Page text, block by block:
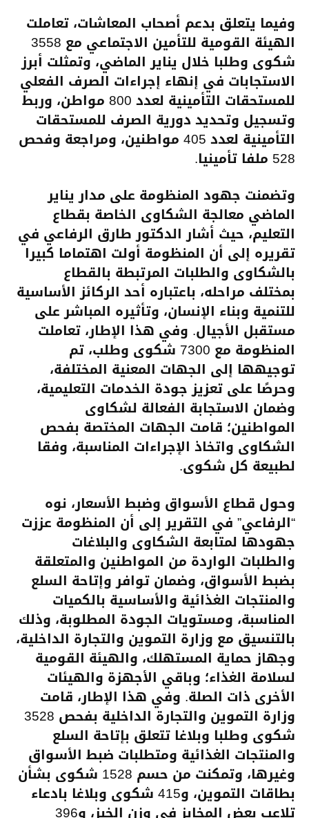
وفيما يتعلق بدعم أصحاب المعاشات، تعاملت
الهيئة القومية للتأمين الاجتماعي مع 3558
شكوى وطلبا خلال يناير الماضي، وتمثلت أبرز
الاستجابات في إنهاء إجراءات الصرف الفعلي
للمستحقات التأمينية لعدد 800 مواطن، وربط
وتسجيل وتحديد دورية الصرف للمستحقات
التأمينية لعدد 405 مواطنين، ومراجعة وفحص
528 ملفا تأمينيا.
وتضمنت جهود المنظومة على مدار يناير
الماضي معالجة الشكاوى الخاصة بقطاع
التعليم، حيث أشار الدكتور طارق الرفاعي في
تقريره إلى أن المنظومة أولت اهتماما كبيرا
بالشكاوى والطلبات المرتبطة بالقطاع
بمختلف مراحله، باعتباره أحد الركائز الأساسية
للتنمية وبناء الإنسان، وتأثيره المباشر على
مستقبل الأجيال. وفي هذا الإطار، تعاملت
المنظومة مع 7300 شكوى وطلب، تم
توجيهها إلى الجهات المعنية المختلفة،
وحرصًا على تعزيز جودة الخدمات التعليمية،
وضمان الاستجابة الفعالة لشكاوى
المواطنين؛ قامت الجهات المختصة بفحص
الشكاوى واتخاذ الإجراءات المناسبة، وفقا
لطبيعة كل شكوى.
وحول قطاع الأسواق وضبط الأسعار، نوه
“الرفاعي” في التقرير إلى أن المنظومة عززت
جهودها لمتابعة الشكاوى والبلاغات
والطلبات الواردة من المواطنين والمتعلقة
بضبط الأسواق، وضمان توافر وإتاحة السلع
والمنتجات الغذائية والأساسية بالكميات
المناسبة، ومستويات الجودة المطلوبة، وذلك
بالتنسيق مع وزارة التموين والتجارة الداخلية،
وجهاز حماية المستهلك، والهيئة القومية
لسلامة الغذاء؛ وباقي الأجهزة والهيئات
الأخرى ذات الصلة. وفي هذا الإطار، قامت
وزارة التموين والتجارة الداخلية بفحص 3528
شكوى وطلبا وبلاغا تتعلق بإتاحة السلع
والمنتجات الغذائية ومتطلبات ضبط الأسواق
وغيرها، وتمكنت من حسم 1528 شكوى بشأن
بطاقات التموين، و415 شكوى وبلاغا بادعاء
تلاعب بعض المخابز في وزن الخبز، و396